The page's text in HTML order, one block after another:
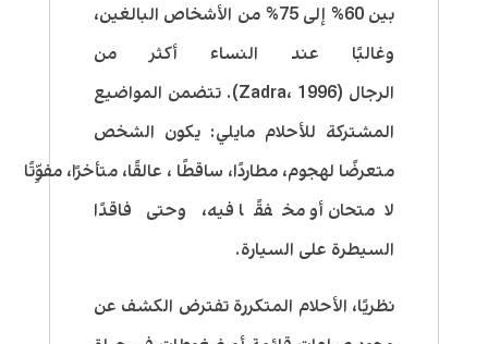
بين60% إلى75%
من الأشخاص البالغين،
وغالبًا عند النساء أكثر من
الرجال (Zadra ، 1996)
. تتضمن المواضيع
المشتركة للأحلام مايلي: يكون الشخص
متعرضًا لهجوم، مطاردًا، ساقطًا ، عالقًا، متأخرًا، مفوِّتًا
لامتحان أو مخفقًا فيه، وحتى فاقدًا
السيطرة على السيارة.
نظريًا، الأحلام المتكررة تفترض الكشف عن